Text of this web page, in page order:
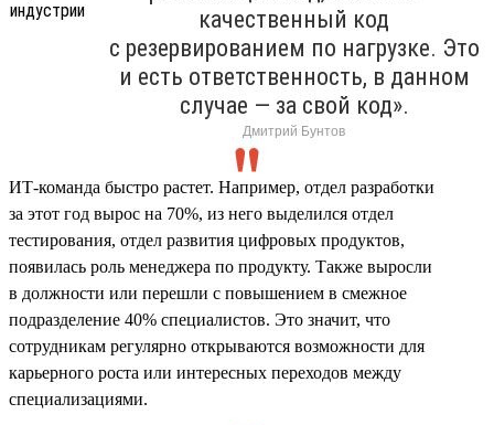
качественный код
с резервированием по нагрузке. Это
и есть ответственность, в данном
случае — за свой код».
Дмитрий Бунтов
ИТ-команда быстро растет. Например, отдел разработки
за этот год вырос на 70%, из него выделился отдел
тестирования, отдел развития цифровых продуктов,
появилась роль менеджера по продукту. Также выросли
в должности или перешли с повышением в смежное
подразделение 40% специалистов. Это значит, что
сотрудникам регулярно открываются возможности для
карьерного роста или интересных переходов между
специализациями.